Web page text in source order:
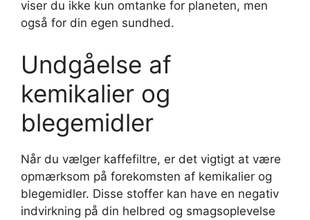
viser du ikke kun omtanke for planeten, men
også for din egen sundhed.
Undgåelse af
kemikalier og
blegemidler
Når du vælger kaffefiltre, er det vigtigt at være
opmærksom på forekomsten af kemikalier og
blegemidler. Disse stoffer kan have en negativ
indvirkning på din helbred og smagsoplevelse